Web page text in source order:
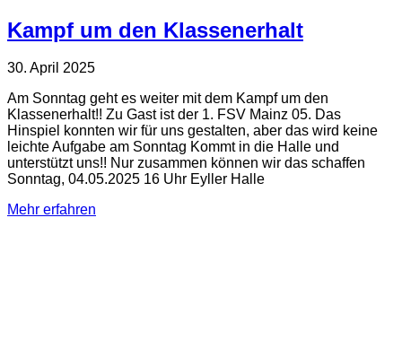
Kampf um den Klassenerhalt
30. April 2025
Am Sonntag geht es weiter mit dem Kampf um den
Klassenerhalt!! Zu Gast ist der 1. FSV Mainz 05. Das
Hinspiel konnten wir für uns gestalten, aber das wird keine
leichte Aufgabe am Sonntag Kommt in die Halle und
unterstützt uns!! Nur zusammen können wir das schaffen
Sonntag, 04.05.2025 16 Uhr Eyller Halle
Mehr erfahren